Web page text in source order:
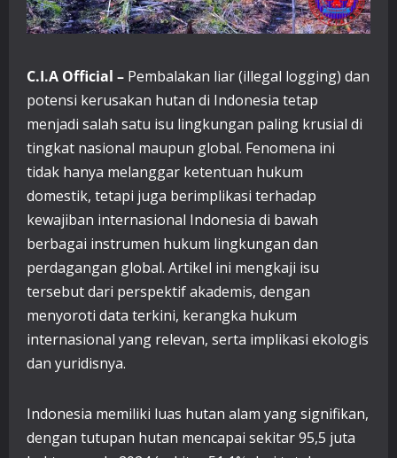
C.I.A Official – Pembalakan liar (illegal logging) dan
potensi kerusakan hutan di Indonesia tetap
menjadi salah satu isu lingkungan paling krusial di
tingkat nasional maupun global. Fenomena ini
tidak hanya melanggar ketentuan hukum
domestik, tetapi juga berimplikasi terhadap
kewajiban internasional Indonesia di bawah
berbagai instrumen hukum lingkungan dan
perdagangan global. Artikel ini mengkaji isu
tersebut dari perspektif akademis, dengan
menyoroti data terkini, kerangka hukum
internasional yang relevan, serta implikasi ekologis
dan yuridisnya.
Indonesia memiliki luas hutan alam yang signifikan,
dengan tutupan hutan mencapai sekitar 95,5 juta